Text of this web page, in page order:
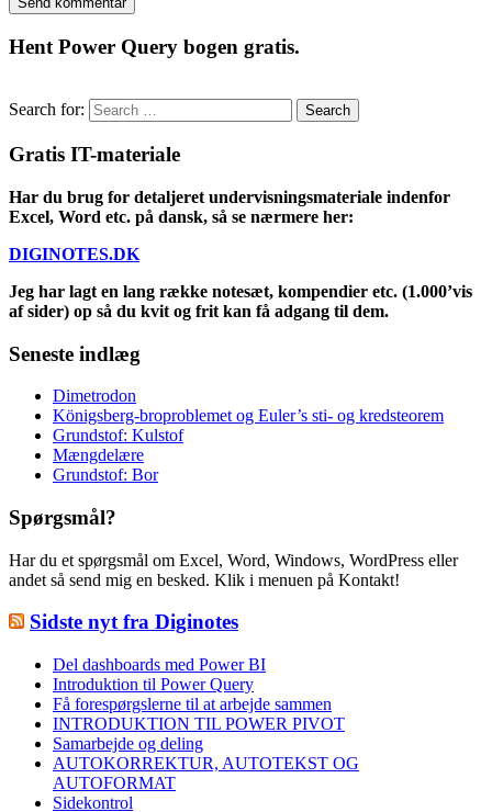
Hent Power Query bogen gratis.
Search for:
Gratis IT-materiale
Har du brug for detaljeret undervisningsmateriale indenfor
Excel, Word etc. på dansk, så se nærmere her:
DIGINOTES.DK
Jeg har lagt en lang række notesæt, kompendier etc. (1.000’vis
af sider) op så du kvit og frit kan få adgang til dem.
Seneste indlæg
Dimetrodon
Königsberg-broproblemet og Euler’s sti- og kredsteorem
Grundstof: Kulstof
Mængdelære
Grundstof: Bor
Spørgsmål?
Har du et spørgsmål om Excel, Word, Windows, WordPress eller
andet så send mig en besked. Klik i menuen på Kontakt!
Sidste nyt fra Diginotes
Del dashboards med Power BI
Introduktion til Power Query
Få forespørgslerne til at arbejde sammen
INTRODUKTION TIL POWER PIVOT
Samarbejde og deling
AUTOKORREKTUR, AUTOTEKST OG
AUTOFORMAT
Sidekontrol